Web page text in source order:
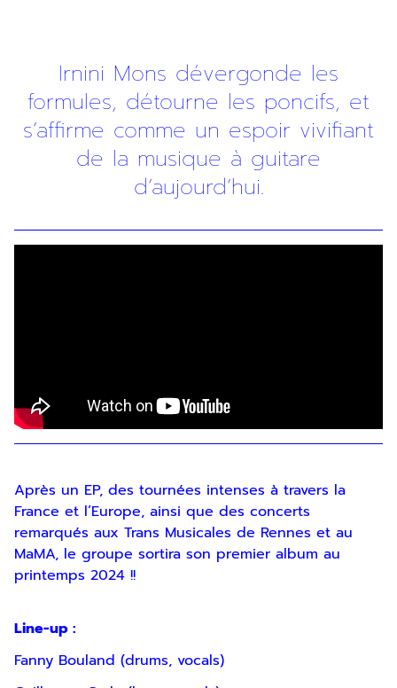
Irnini Mons dévergonde les
formules, détourne les poncifs, et
s’affirme comme un espoir vivifiant
de la musique à guitare
d’aujourd’hui.
Après un EP, des tournées intenses à travers la
France et l’Europe, ainsi que des concerts
remarqués aux Trans Musicales de Rennes et au
MaMA, le groupe sortira son premier album au
printemps 2024 !!
Line-up :
Fanny Bouland (drums, vocals)
En indiquant votre adresse email, vous
consentez à recevoir notre lettre
d’information par voie électronique. Vous
pouvez vous désinscrire à tout moment via
les liens de désinscription ou en nous